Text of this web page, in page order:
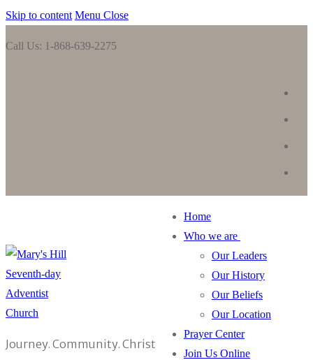
Skip to content Menu Close
Call Us: 1-868-639-2275
Journey. Community. Christ
Home
Who we are
Our Leaders
Our History
Our Beliefs
Our Location
Prayer Center
Join Us Online